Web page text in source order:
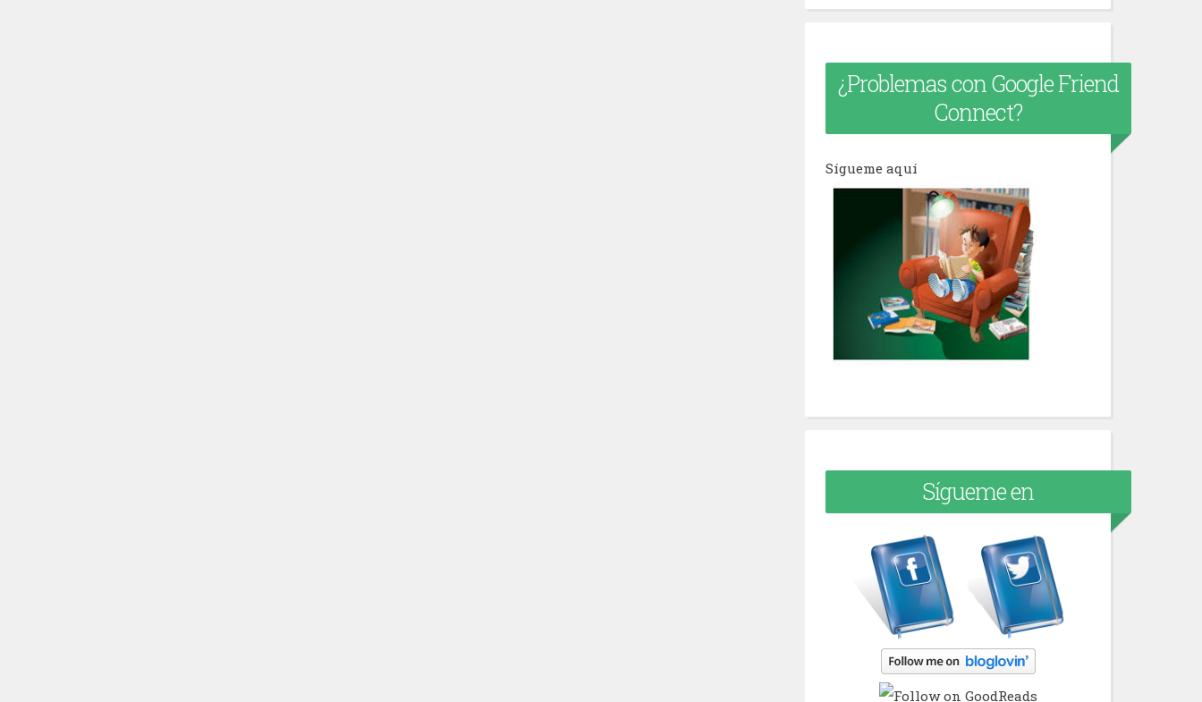
¿Problemas con Google Friend
Connect?
Sígueme aquí
Sígueme en